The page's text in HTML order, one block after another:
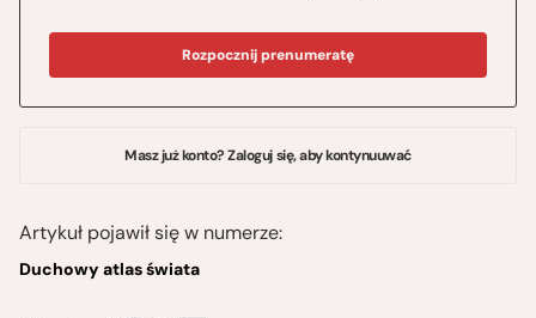
Rozpocznij prenumeratę
Masz już konto? Zaloguj się, aby kontynuuwać
Artykuł pojawił się w numerze:
Duchowy atlas świata